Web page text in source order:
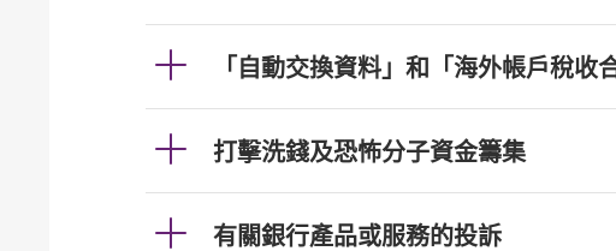
「自動交換資料」和「海外帳戶稅收
打擊洗錢及恐怖分子資金籌集
有關銀行產品或服務的投訴